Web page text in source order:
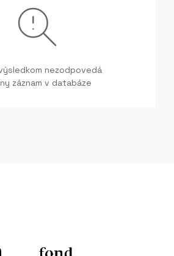
nezodpovedá
záznam v databáze